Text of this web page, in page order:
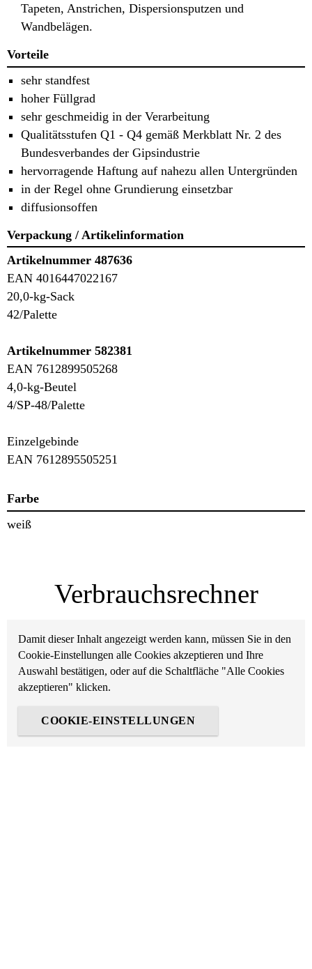
Tapeten, Anstrichen, Dispersionsputzen und
Wandbelägen.
Vorteile
sehr standfest
hoher Füllgrad
sehr geschmeidig in der Verarbeitung
Qualitätsstufen Q1 - Q4 gemäß Merkblatt Nr. 2 des
Bundesverbandes der Gipsindustrie
hervorragende Haftung auf nahezu allen Untergründen
in der Regel ohne Grundierung einsetzbar
diffusionsoffen
Verpackung / Artikelinformation
Artikelnummer 487636
EAN 4016447022167
20,0-kg-Sack
42/Palette
Artikelnummer 582381
EAN 7612899505268
4,0-kg-Beutel
4/SP-48/Palette
Einzelgebinde
EAN 7612895505251
Farbe
weiß
Verbrauchsrechner
Damit dieser Inhalt angezeigt werden kann, müssen Sie in den
Cookie-Einstellungen alle Cookies akzeptieren und Ihre
Auswahl bestätigen, oder auf die Schaltfläche "Alle Cookies
akzeptieren" klicken.
COOKIE-EINSTELLUNGEN